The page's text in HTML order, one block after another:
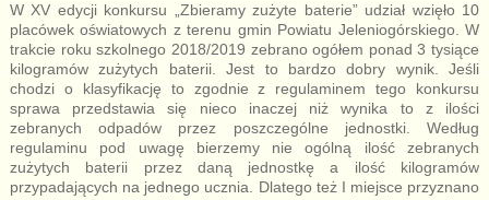
W XV edycji konkursu „Zbieramy zużyte baterie” udział wzięło 10
placówek oświatowych z terenu gmin Powiatu Jeleniogórskiego. W
trakcie roku szkolnego 2018/2019 zebrano ogółem ponad 3 tysiące
kilogramów zużytych baterii. Jest to bardzo dobry wynik. Jeśli
chodzi o klasyfikację to zgodnie z regulaminem tego konkursu
sprawa przedstawia się nieco inaczej niż wynika to z ilości
zebranych odpadów przez poszczególne jednostki. Według
regulaminu pod uwagę bierzemy nie ogólną ilość zebranych
zużytych baterii przez daną jednostkę a ilość kilogramów
przypadających na jednego ucznia. Dlatego też I miejsce przyznano